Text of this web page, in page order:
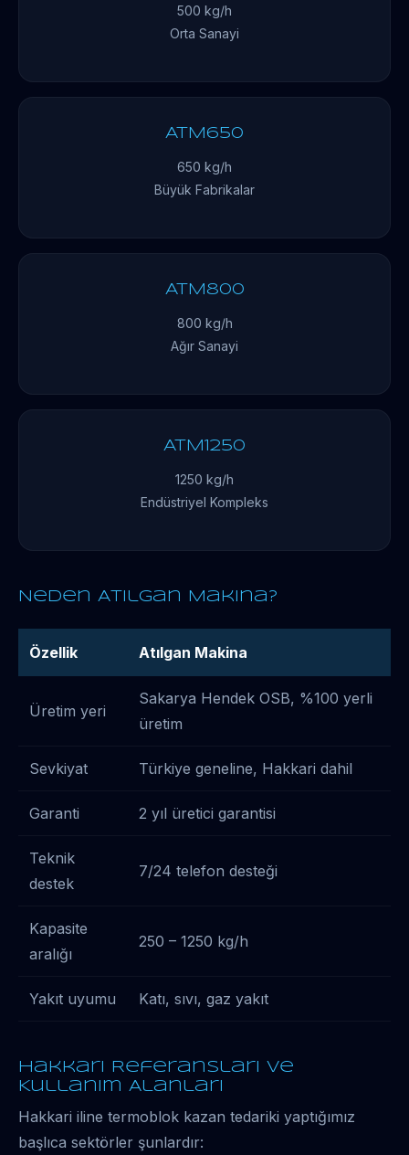
500 kg/h
Orta Sanayi
ATM650
650 kg/h
Büyük Fabrikalar
ATM800
800 kg/h
Ağır Sanayi
ATM1250
1250 kg/h
Endüstriyel Kompleks
Neden Atılgan Makina?
Özellik Atılgan Makina
Üretim yeri
Sakarya Hendek OSB, %100 yerli
üretim
Sevkiyat Türkiye geneline, Hakkari dahil
Garanti 2 yıl üretici garantisi
Teknik
destek
7/24 telefon desteği
Kapasite
aralığı
250 – 1250 kg/h
Yakıt uyumu Katı, sıvı, gaz yakıt
Hakkari Referansları ve
Kullanım Alanları
Hakkari iline termoblok kazan tedariki yaptığımız
başlıca sektörler şunlardır: